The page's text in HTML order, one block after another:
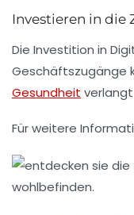
Investieren in die
Die Investition in
Geschäftszugänge
Gesundheit
Für weitere